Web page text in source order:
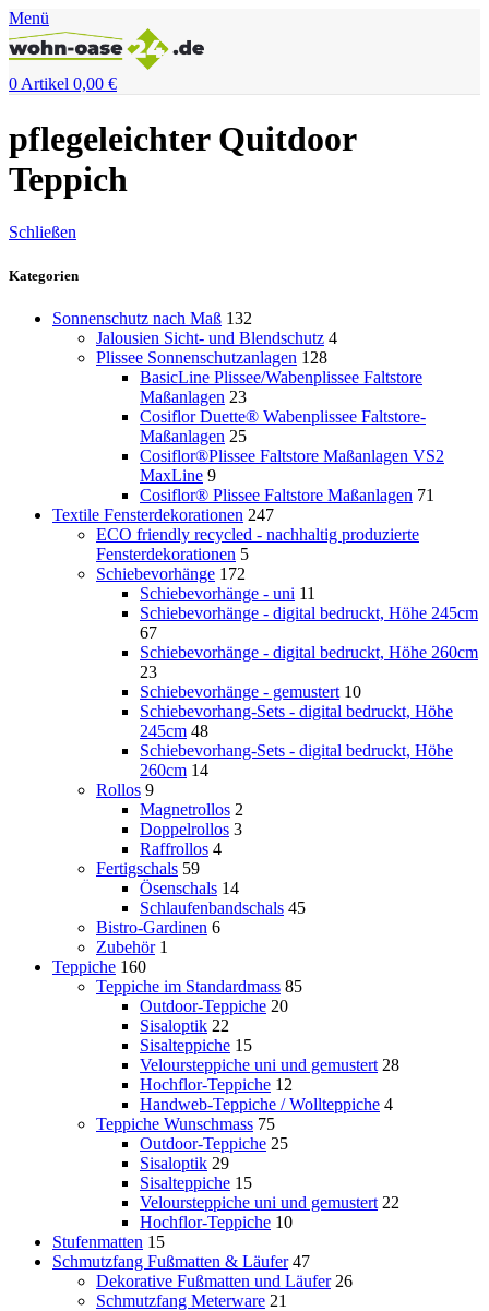
Menü
0Artikel 0,00 €
pflegeleichter Quitdoor
Teppich
Schließen
Kategorien
Sonnenschutz nach Maß 132
Jalousien Sicht- und Blendschutz 4
Plissee Sonnenschutzanlagen 128
BasicLine Plissee/Wabenplissee Faltstore
Maßanlagen 23
Cosiflor Duette® Wabenplissee Faltstore-
Maßanlagen 25
Cosiflor®Plissee Faltstore Maßanlagen VS2
MaxLine 9
Cosiflor® Plissee Faltstore Maßanlagen 71
Textile Fensterdekorationen 247
ECO friendly recycled - nachhaltig produzierte
Fensterdekorationen 5
Schiebevorhänge 172
Schiebevorhänge - uni 11
Schiebevorhänge - digital bedruckt, Höhe 245cm
67
Schiebevorhänge - digital bedruckt, Höhe 260cm
23
Schiebevorhänge - gemustert 10
Schiebevorhang-Sets - digital bedruckt, Höhe
245cm 48
Schiebevorhang-Sets - digital bedruckt, Höhe
260cm 14
Rollos 9
Magnetrollos 2
Doppelrollos 3
Raffrollos 4
Fertigschals 59
Ösenschals 14
Schlaufenbandschals 45
Bistro-Gardinen 6
Zubehör 1
Teppiche 160
Teppiche im Standardmass 85
Outdoor-Teppiche 20
Sisaloptik 22
Sisalteppiche 15
Veloursteppiche uni und gemustert 28
Hochflor-Teppiche 12
Handweb-Teppiche / Wollteppiche 4
Teppiche Wunschmass 75
Outdoor-Teppiche 25
Sisaloptik 29
Sisalteppiche 15
Veloursteppiche uni und gemustert 22
Hochflor-Teppiche 10
Stufenmatten 15
Schmutzfang Fußmatten & Läufer 47
Dekorative Fußmatten und Läufer 26
Schmutzfang Meterware 21